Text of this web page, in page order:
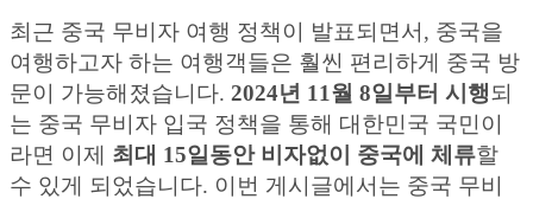
최근 중국 무비자 여행 정책이 발표되면서, 중국을
여행하고자 하는 여행객들은 훨씬 편리하게 중국 방
문이 가능해졌습니다. 2024년 11월 8일부터 시행되
는 중국 무비자 입국 정책을 통해 대한민국 국민이
라면 이제 최대 15일동안 비자없이 중국에 체류할
수 있게 되었습니다. 이번 게시글에서는 중국 무비